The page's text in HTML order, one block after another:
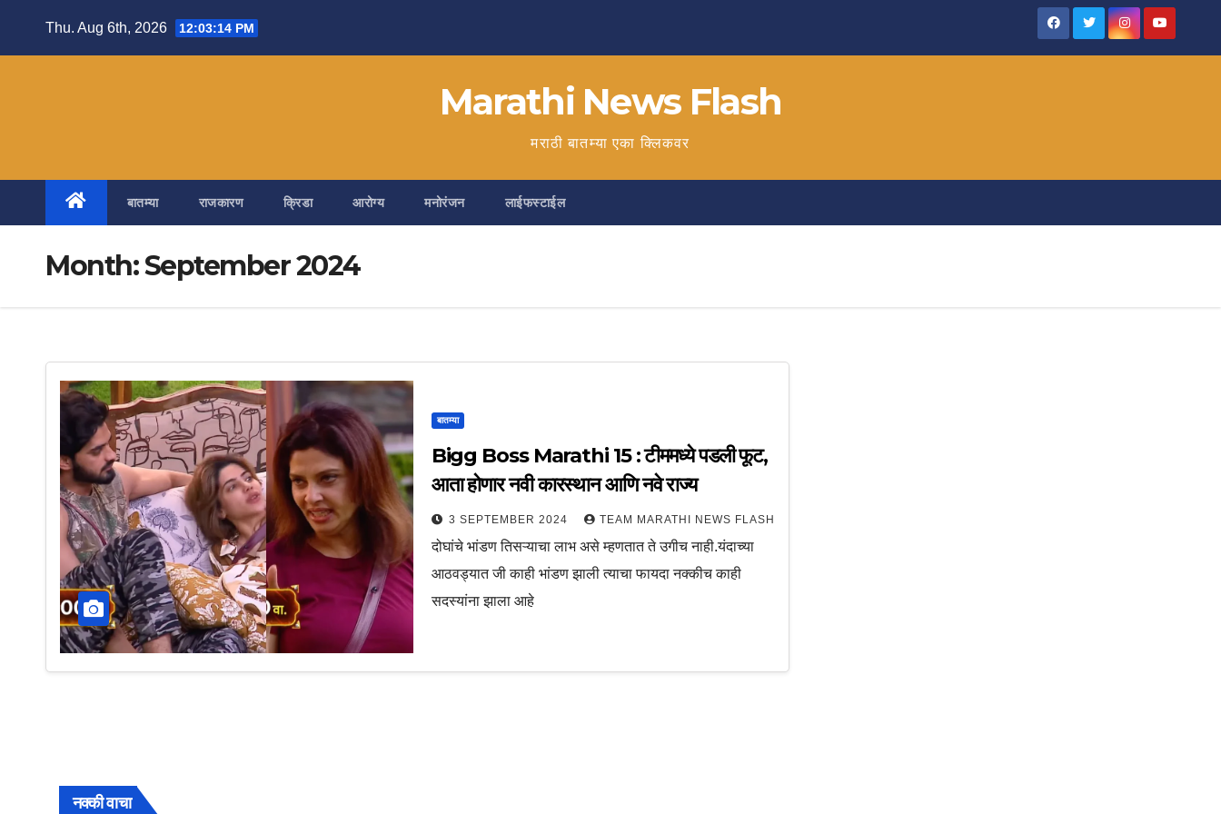
Thu. Aug 6th, 2026 12:03:15 PM
Marathi News Flash
मराठी बातम्या एका क्लिकवर
बातम्या राजकारण क्रिडा आरोग्य मनोरंजन लाईफस्टाईल
Month:September 2024
बातम्या
Bigg Boss Marathi 15 : टीममध्ये पडली फूट,
आता होणार नवी कारस्थान आणि नवे राज्य
3 SEPTEMBER 2024 TEAM MARATHI NEWS FLASH
दोघांचे भांडण तिसऱ्याचा लाभ असे म्हणतात ते उगीच नाही.यंदाच्या
आठवड्यात जी काही भांडण झाली त्याचा फायदा नक्कीच काही
सदस्यांना झाला आहे
नक्की वाचा